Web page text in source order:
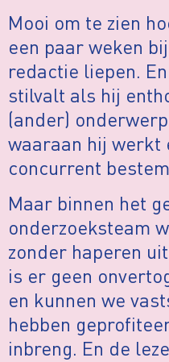
Mooi om te zien
een paar weken
redactie liepen.
stilvalt als hij
(ander)
waaraan hij werkt
concurrent
Maar binnen het
onderzoeksteam
zonder haperen
is er geen
en kunnen we
hebben
inbreng. En de